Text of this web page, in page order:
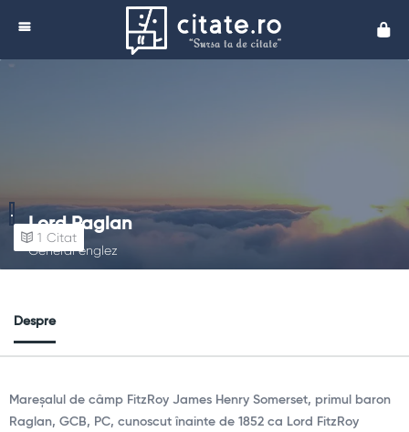
Lord Raglan
General englez
1 Citat
Despre
Mareșalul de câmp FitzRoy James Henry Somerset, primul baron
Raglan, GCB, PC, cunoscut înainte de 1852 ca Lord FitzRoy